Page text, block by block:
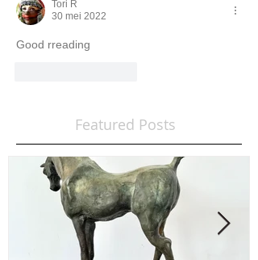
Tori R
30 mei 2022
Good rreading
Featured Posts